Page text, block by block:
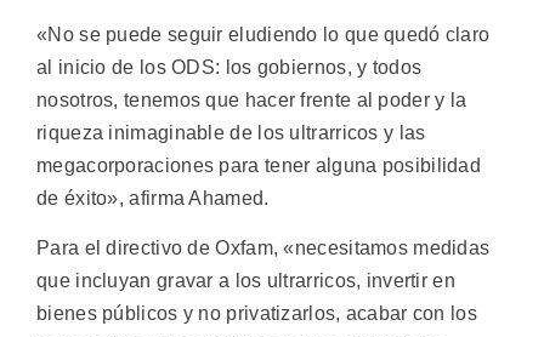
«No se puede seguir eludiendo lo que quedó claro
al inicio de los ODS: los gobiernos, y todos
nosotros, tenemos que hacer frente al poder y la
riqueza inimaginable de los ultrarricos y las
megacorporaciones para tener alguna posibilidad
de éxito», afirma Ahamed.
Para el directivo de Oxfam, «necesitamos medidas
que incluyan gravar a los ultrarricos, invertir en
bienes públicos y no privatizarlos, acabar con los